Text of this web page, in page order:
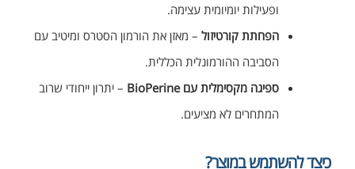
ופעילות יומיומית עצימה.
הפחתת קורטיזול – מאזן את הורמון הסטרס ומיטיב עם
הסביבה ההורמונלית הכללית.
ספיגה מקסימלית עם BioPerine
– יתרון ייחודי שרוב
המתחרים לא מציעים.
כיצד להשתמש במוצר?